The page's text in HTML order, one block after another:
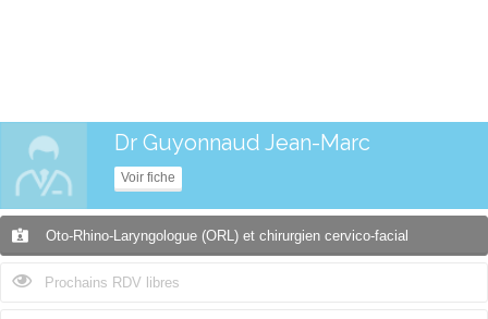
Dr Guyonnaud Jean-Marc
Voir fiche
Oto-Rhino-Laryngologue (ORL) et chirurgien cervico-facial
Prochains RDV libres